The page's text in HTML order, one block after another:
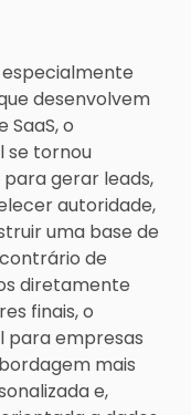
especialmente
desenvolvem
SaaS, o
se tornou
gerar leads,
autoridade,
uma base de
de
diretamente
finais, o
para empresas
mais
e,